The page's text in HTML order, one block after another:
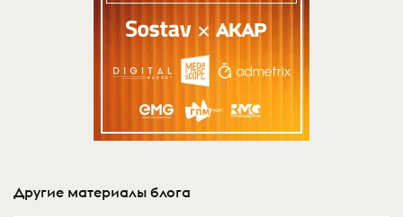
Другие материалы блога